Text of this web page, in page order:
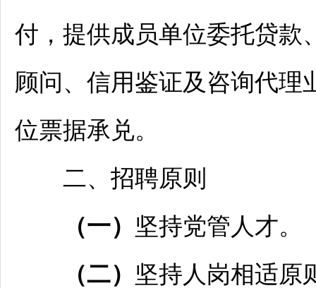
付，提供成员单位委托贷款
顾问、信用鉴证及咨询代理
位票据承兑。
二、 招聘原则
（一） 坚持党管人才。
（二） 坚持人岗相适原